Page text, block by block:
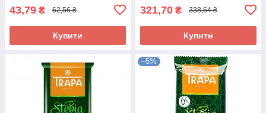
43,79 ₴ 62,56 ₴
Купити
321,70 ₴ 338,64 ₴
Купити
–5%